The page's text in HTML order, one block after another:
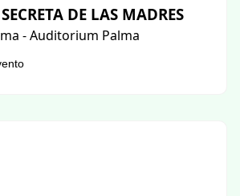
DE LAS MADRES
- Auditorium Palma